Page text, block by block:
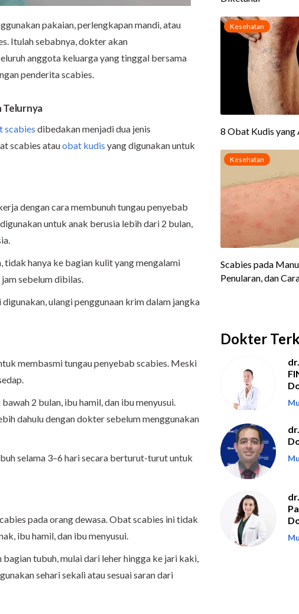
pakaian, perlengkapan mandi, atau
Itulah sebabnya, dokter akan
anggota keluarga yang tinggal bersama
penderita scabies.
Telurnya
scabies dibedakan menjadi dua jenis
scabies atauobat kudis yang digunakan untuk
dengan cara membunuh tungau penyebab
untuk anak berusia lebih dari 2 bulan,
hanya ke bagian kulit yang mengalami
sebelum dibilas.
ulangi penggunaan krim dalam jangka
membasmi tungau penyebab scabies. Meski
2 bulan, ibu hamil, dan ibu menyusui.
dahulu dengan dokter sebelum menggunakan
selama 3–6 hari secara berturut-turut untuk
pada orang dewasa. Obat scabies ini tidak
ibu hamil, dan ibu menyusui.
tubuh, mulai dari leher hingga ke jari kaki,
sehari sekali atau sesuai saran dari
Dokter